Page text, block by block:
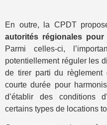
En outre, la CPDT
autorités régionales
Parmi celles-ci,
potentiellement réguler les
de tirer parti du
courte durée pour
d’établir des conditions
certains types de locations